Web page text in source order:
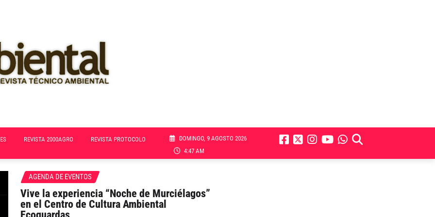
REVISTA 2000AGRO REVISTA PROTOCOLO
DOMINGO, 9 AGOSTO 2026
4:47 AM
AGENDA DE EVENTOS
Vive la experiencia “Noche de Murciélagos”
en el Centro de Cultura Ambiental
Ecoguardas